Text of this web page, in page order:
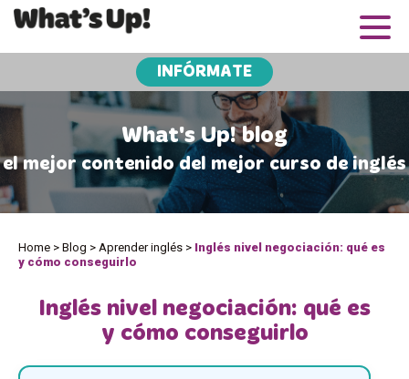
INFÓRMATE
What's Up! blog
el mejor contenido del mejor curso de inglés
Home > Blog > Aprender inglés > Inglés nivel negociación: qué es
y cómo conseguirlo
Inglés nivel negociación: qué es
y cómo conseguirlo